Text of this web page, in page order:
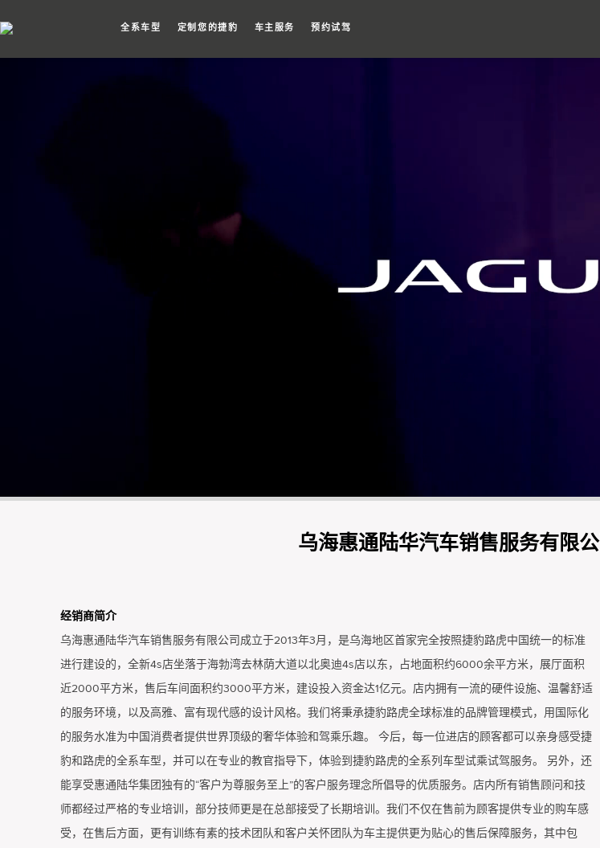
全系车型 定制您的捷豹 车主服务 预约试驾
乌海惠通陆华汽车销售服务有限
经销商简介
乌海惠通陆华汽车销售服务有限公司成立于2013年3月，是乌海地区首家完全按照捷豹路虎中国统一的标准
进行建设的，全新4s店坐落于海勃湾去林荫大道以北奥迪4s店以东，占地面积约6000余平方米，展厅面积
近2000平方米，售后车间面积约3000平方米，建设投入资金达1亿元。店内拥有一流的硬件设施、温馨舒适
的服务环境，以及高雅、富有现代感的设计风格。我们将秉承捷豹路虎全球标准的品牌管理模式，用国际化
的服务水准为中国消费者提供世界顶级的奢华体验和驾乘乐趣。 今后，每一位进店的顾客都可以亲身感受捷
豹和路虎的全系车型，并可以在专业的教官指导下，体验到捷豹路虎的全系列车型试乘试驾服务。 另外，还
能享受惠通陆华集团独有的“客户为尊服务至上”的客户服务理念所倡导的优质服务。店内所有销售顾问和技
师都经过严格的专业培训，部分技师更是在总部接受了长期培训。我们不仅在售前为顾客提供专业的购车感
受，在售后方面，更有训练有素的技术团队和客户关怀团队为车主提供更为贴心的售后保障服务，其中包